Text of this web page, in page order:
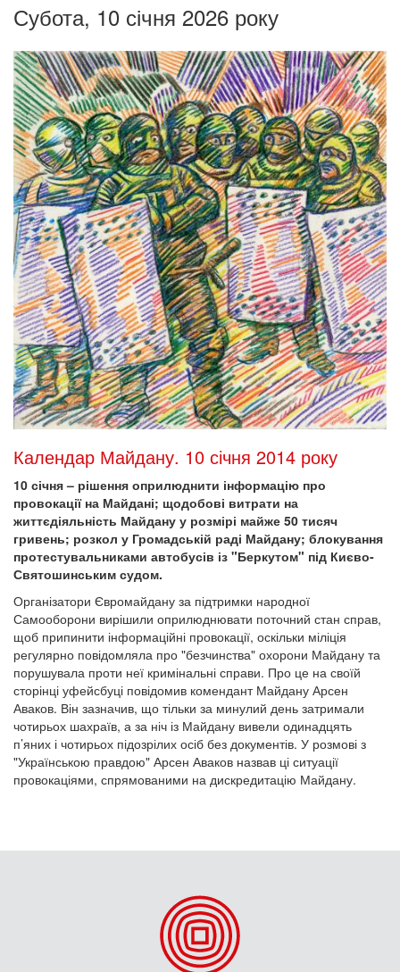
Субота, 10 січня 2026 року
Календар Майдану. 10 січня 2014 року
10 січня – рішення оприлюднити інформацію про
провокації на Майдані; щодобові витрати на
життєдіяльність Майдану у розмірі майже 50 тисяч
гривень; розкол у Громадській раді Майдану; блокування
протестувальниками автобусів із "Беркутом" під Києво-
Святошинським судом.
Організатори Євромайдану за підтримки народної
Самооборони вирішили оприлюднювати поточний стан справ,
щоб припинити інформаційні провокації, оскільки міліція
регулярно повідомляла про "безчинства" охорони Майдану та
порушувала проти неї кримінальні справи. Про це на своїй
сторінці уфейсбуці повідомив комендант Майдану Арсен
Аваков. Він зазначив, що тільки за минулий день затримали
чотирьох шахраїв, а за ніч із Майдану вивели одинадцять
п’яних і чотирьох підозрілих осіб без документів. У розмові з
"Українською правдою" Арсен Аваков назвав ці ситуації
провокаціями, спрямованими на дискредитацію Майдану.